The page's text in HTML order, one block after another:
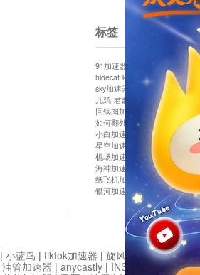
标签
91加速器
hidecat kuai500 panda加速器
sky加速器
telegram加速器 中
几鸡 君越加速器 哔咔漫画加
回锅肉加速器
坚果加速器
如何翻外墙网站 小哈vp加速器
小白加速器
布谷vp加速器
星空加速器
最新版clash安卓
机场加速器
松果云 极快加速器
海神加速器
猴王加速器 神灯
纸飞机加速器
蓝泡加速器 西
银河加速器 鱼跃加速器 鹰眼
| 小蓝鸟 | tiktok加速器 | 旋风加速度器|旋风
油管加速器 | anycastly | INS加速器|INS加